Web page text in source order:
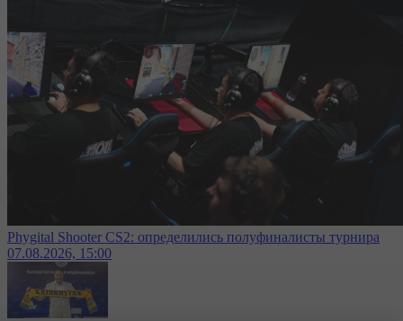
Phygital Shooter CS2: определились полуфиналисты турнира
07.08.2026, 15:00